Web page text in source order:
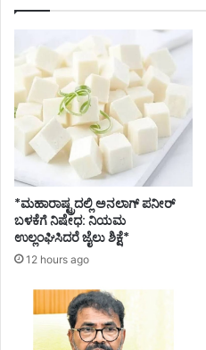
*ಮಹಾರಾಷ್ಟ್ರದಲ್ಲಿ ಅನಲಾಗ್ ಪನೀರ್
ಬಳಕೆಗೆ ನಿಷೇಧ: ನಿಯಮ
ಉಲ್ಲಂಘಿಸಿದರೆ ಜೈಲು ಶಿಕ್ಷೆ*
12 hours ago